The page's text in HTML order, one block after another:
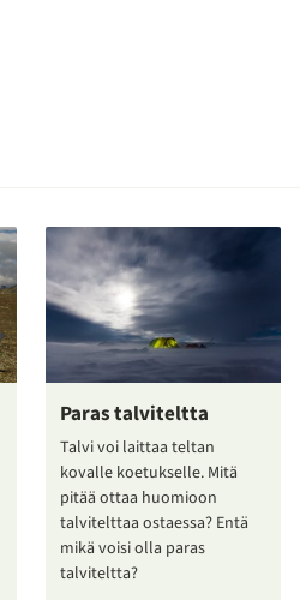
Paras talviteltta
Talvi voi laittaa teltan
kovalle koetukselle. Mitä
pitää ottaa huomioon
talvitelttaa ostaessa? Entä
mikä voisi olla paras
talviteltta?